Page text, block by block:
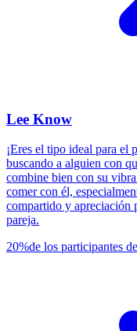
Lee Know
¡Eres el tipo ideal para
buscando a alguien con
combine bien con su
comer con él,
compartido y apreciación
pareja.
20%de los participantes